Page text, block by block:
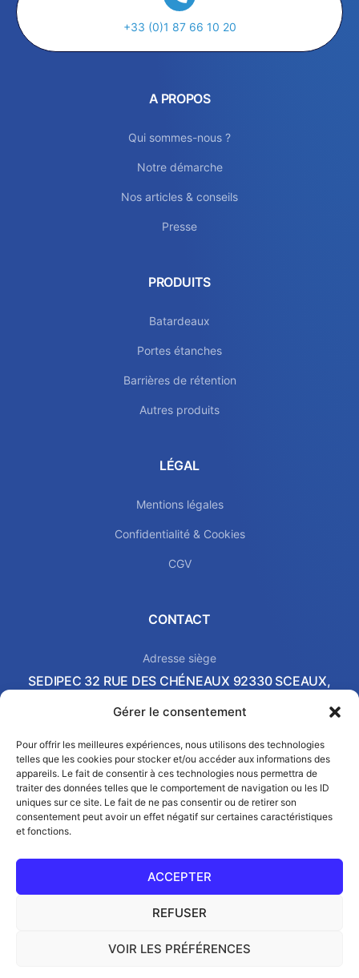
Gérer le consentement
Pour offrir les meilleures expériences, nous utilisons des technologies
telles que les cookies pour stocker et/ou accéder aux informations des
appareils. Le fait de consentir à ces technologies nous permettra de
traiter des données telles que le comportement de navigation ou les ID
uniques sur ce site. Le fait de ne pas consentir ou de retirer son
consentement peut avoir un effet négatif sur certaines caractéristiques
et fonctions.
ACCEPTER
REFUSER
VOIR LES PRÉFÉRENCES
+33 (0)1 87 66 10 20
A PROPOS
Qui sommes-nous ?
Notre démarche
Nos articles & conseils
Presse
PRODUITS
Batardeaux
Portes étanches
Barrières de rétention
Autres produits
LÉGAL
Mentions légales
Confidentialité & Cookies
CGV
CONTACT
Adresse siège
SEDIPEC 32 RUE DES CHÉNEAUX 92330 SCEAUX,
Local commercial & Showroom
2 AVENUE PIERRE-GILLES DE GENNES 37540 SAINT-
CYR-SUR-LOIRE, FRANCE
Email
contact@sedipec.com